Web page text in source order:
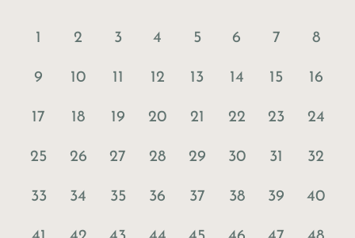
1 2 3 4 5 6 7 8
9 10 11 12 13 14 15 16
17 18 19 20 21 22 23 24
25 26 27 28 29 30 31 32
33 34 35 36 37 38 39 40